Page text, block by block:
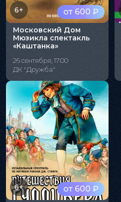
от 600 ₽
6+
Московский Дом
Мюзикла спектакль
«Каштанка»
26 сентября, 17:00
ДК "Дружба"
от 600 ₽
6+